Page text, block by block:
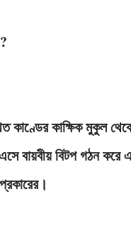
কাণ্ডের কাক্ষিক মুকুল
বায়বীয় বিটপ গঠন করে